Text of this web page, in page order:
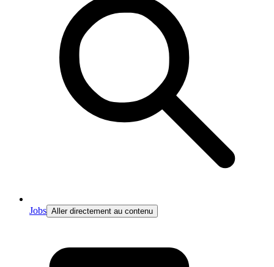
Jobs Aller directement au contenu